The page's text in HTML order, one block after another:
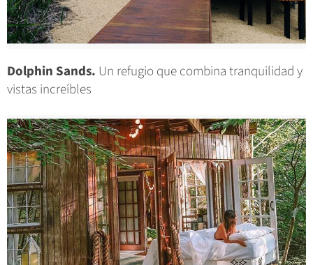
Dolphin Sands. Un refugio que combina tranquilidad y
vistas increíbles